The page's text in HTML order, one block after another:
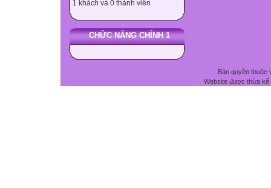
1 khách và 0 thành viên
CHỨC NĂNG CHÍNH 1
Bản quyền thuộc
Website được thừa